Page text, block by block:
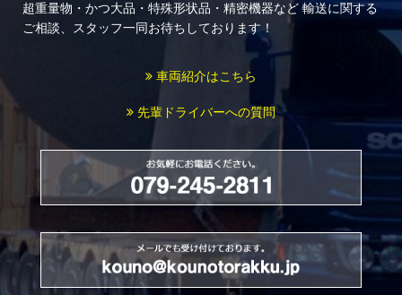
超重量物・かつ大品・特殊形状品・精密機器など 輸送に関する
ご相談、スタッフ一同お待ちしております！
車両紹介はこちら
先輩ドライバーへの質問